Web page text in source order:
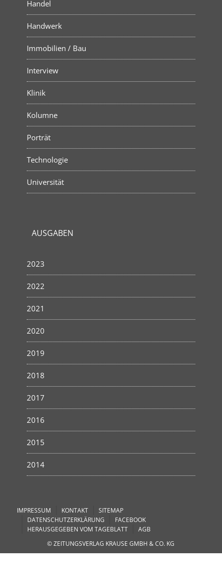
Handel
Handwerk
Immobilien / Bau
Interview
Klinik
Kolumne
Porträt
Technologie
Universität
AUSGABEN
2023
2022
2021
2020
2019
2018
2017
2016
2015
2014
IMPRESSUM KONTAKT
SITEMAP
DATENSCHUTZERKLÄRUNG
FACEBOOK
HERAUSGEGEBEN VOM TAGEBLATT
AGB
© ZEITUNGSVERLAG KRAUSE GMBH & CO. KG